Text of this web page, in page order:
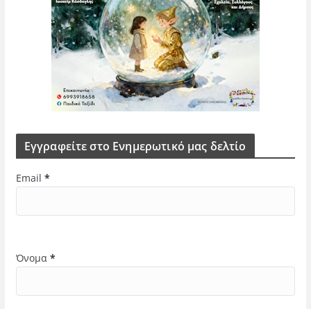
Εγγραφείτε στο Ενημερωτικό μας δελτίο
Email *
Όνομα *